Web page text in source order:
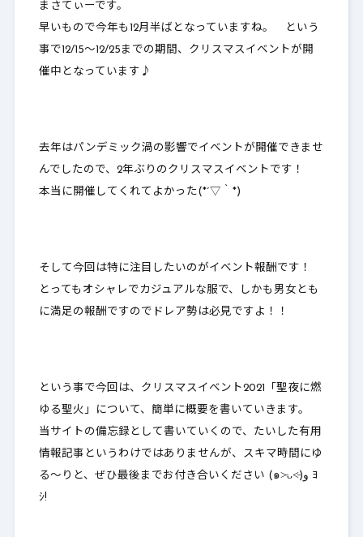
まさてぃーです。
早いもので今年も12月半ばとなっていますね。 という
事で12/15～12/25までの期間、クリスマスイベントが開
催中となっています♪
去年はパンデミック渦の影響でイベントが開催できませ
んでしたので、2年ぶりのクリスマスイベントです！
本当に開催してくれてよかった(*´▽｀*)
そして今回は特に注目したいのがイベント報酬 です！
とってもオシャレでカジュアルな服で、しかも男女とも
に満足の報酬ですのでドレア勢は必見ですよ！！
という事で今回は、クリスマスイベント2021「聖夜に燃
ゆる聖火」について、簡単に概要を書いていきます。
当サイトの備忘録として書いていくので、たいした有用
情報記事というわけではありませんが、スキマ時間にゆ
る～りと、ぜひ最後までお付き合いください (๑˃̵ᴗ˂̵)و ﾖ
ｼ!